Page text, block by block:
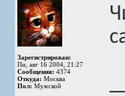
Зарегистрирован:
Пн, авг 16 2004, 21:27
Сообщения: 4374
Откуда: Москва
Пол: Мужской